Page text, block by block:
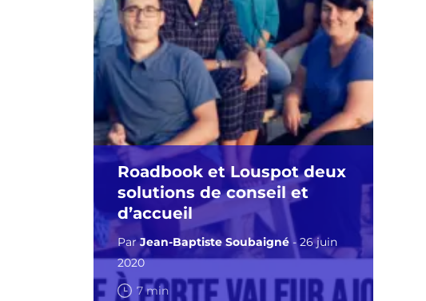
Roadbook et Louspot deux
solutions de conseil et
d’accueil
ParJean-Baptiste Soubaigné- 26 juin
2020
7 min